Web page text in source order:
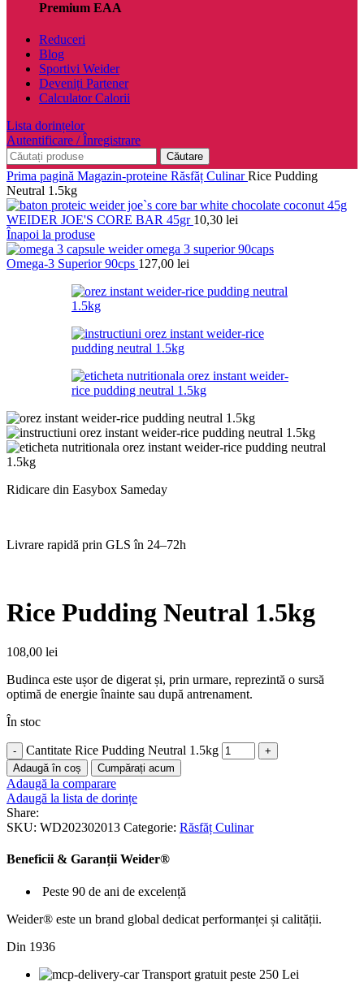
Premium EAA
Reduceri
Blog
Sportivi Weider
Deveniți Partener
Calculator Calorii
Lista dorințelor
Autentificare / Înregistrare
Căutare
Prima pagină Magazin-proteine Răsfăț CulinarRice Pudding
Neutral 1.5kg
WEIDER JOE'S CORE BAR 45gr 10,30 lei
Înapoi la produse
Omega-3 Superior 90cps 127,00 lei
Ridicare din Easybox Sameday
Livrare rapidă prin GLS în 24–72h
Rice Pudding Neutral 1.5kg
108,00 lei
Budinca este ușor de digerat și, prin urmare, reprezintă o sursă
optimă de energie înainte sau după antrenament.
În stoc
Cantitate Rice Pudding Neutral 1.5kg
Adaugă în coș Cumpărați acum
Adaugă la comparare
Adaugă la lista de dorințe
Share:
SKU: WD202302013 Categorie: Răsfăț Culinar
Beneficii & Garanții Weider®
Peste 90 de ani de excelență
Weider® este un brand global dedicat performanței și calității.
Din 1936
Transport gratuit peste 250 Lei